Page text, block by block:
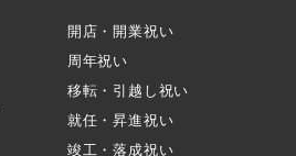
開店・開業祝い
周年祝い
移転・引越し祝い
就任・昇進祝い
竣工・落成祝い